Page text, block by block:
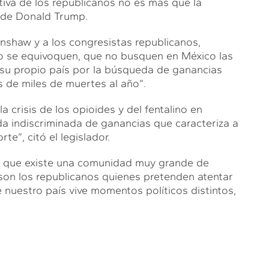
Donald Trump.
y a los congresistas republicanos,
equivoquen, que no busquen en México las
propio país por la búsqueda de ganancias
miles de muertes al año”.
crisis de los opioides y del fentalino en
indiscriminada de ganancias que caracteriza a
citó el legislador.
existe una comunidad muy grande de
los republicanos quienes pretenden atentar
país vive momentos políticos distintos,